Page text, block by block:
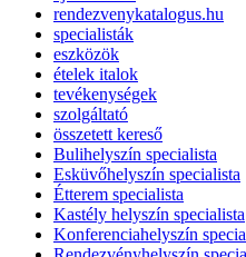
rendezvenykatalogus.hu
specialisták
eszközök
ételek italok
tevékenységek
szolgáltató
összetett kereső
Bulihelyszín specialista
Esküvőhelyszín specialista
Étterem specialista
Kastély helyszín specialista
Konferenciahelyszín